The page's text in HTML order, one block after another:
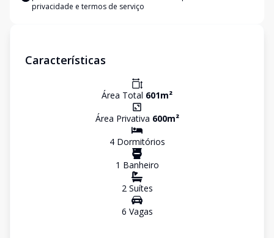
privacidade e termos de serviço
Características
Área Total 601m²
Área Privativa 600m²
4Dormitórios
1 Banheiro
2Suítes
6 Vagas